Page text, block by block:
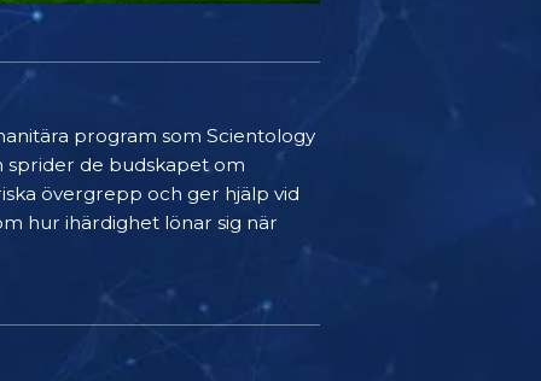
program som Scientology
sprider de budskapet om
övergrepp och ger hjälp vid
hur ihärdighet lönar sig när